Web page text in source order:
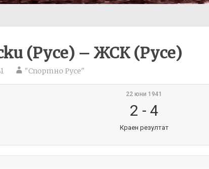
(Русе) – ЖСК (Русе)
"Спортно Русе"
22 юни 1941
2 - 4
Краен резултат